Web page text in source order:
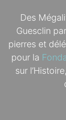
Des
Guesclin
pierres et
pour la
sur